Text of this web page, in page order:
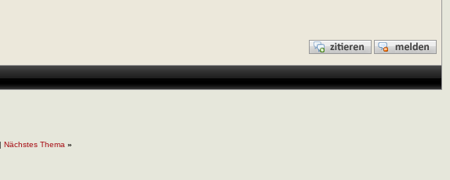
Nächstes Thema »